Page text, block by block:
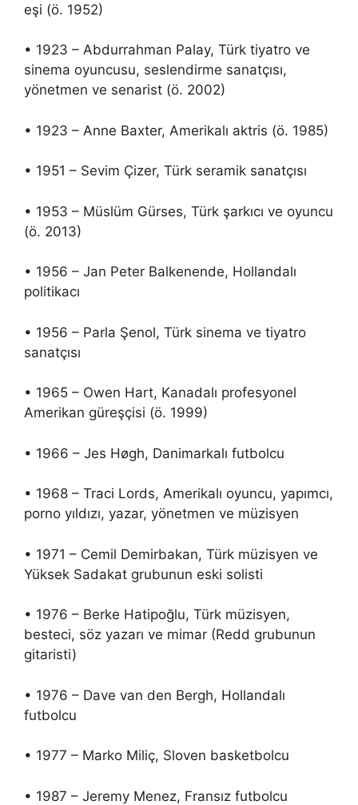
eşi (ö. 1952)
• 1923 – Abdurrahman Palay, Türk tiyatro ve
sinema oyuncusu, seslendirme sanatçısı,
yönetmen ve senarist (ö. 2002)
• 1923 – Anne Baxter, Amerikalı aktris (ö. 1985)
• 1951 – Sevim Çizer, Türk seramik sanatçısı
• 1953 – Müslüm Gürses, Türk şarkıcı ve oyuncu
(ö. 2013)
• 1956 – Jan Peter Balkenende, Hollandalı
politikacı
• 1956 – Parla Şenol, Türk sinema ve tiyatro
sanatçısı
• 1965 – Owen Hart, Kanadalı profesyonel
Amerikan güreşçisi (ö. 1999)
• 1966 – Jes Høgh, Danimarkalı futbolcu
• 1968 – Traci Lords, Amerikalı oyuncu, yapımcı,
porno yıldızı, yazar, yönetmen ve müzisyen
• 1971 – Cemil Demirbakan, Türk müzisyen ve
Yüksek Sadakat grubunun eski solisti
• 1976 – Berke Hatipoğlu, Türk müzisyen,
besteci, söz yazarı ve mimar (Redd grubunun
gitaristi)
• 1976 – Dave van den Bergh, Hollandalı
futbolcu
• 1977 – Marko Miliç, Sloven basketbolcu
• 1987 – Jeremy Menez, Fransız futbolcu